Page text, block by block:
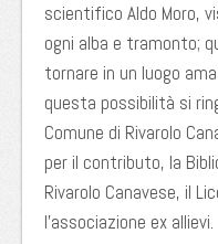
scientifico Aldo Moro,
ogni alba e tramonto;
tornare in un luogo
questa possibilità si
Comune di Rivarolo
per il contributo, la
Rivarolo Canavese, il
l’associazione ex allievi.